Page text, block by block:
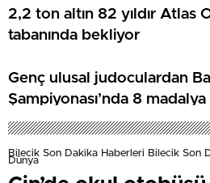
2,2 ton altın 82 yıldır Atlas
tabanında bekliyor
Genç ulusal judoculardan
Şampiyonası’nda 8 madalya
Bilecik Son Dakika Haberleri Bilecik Son
Dünya